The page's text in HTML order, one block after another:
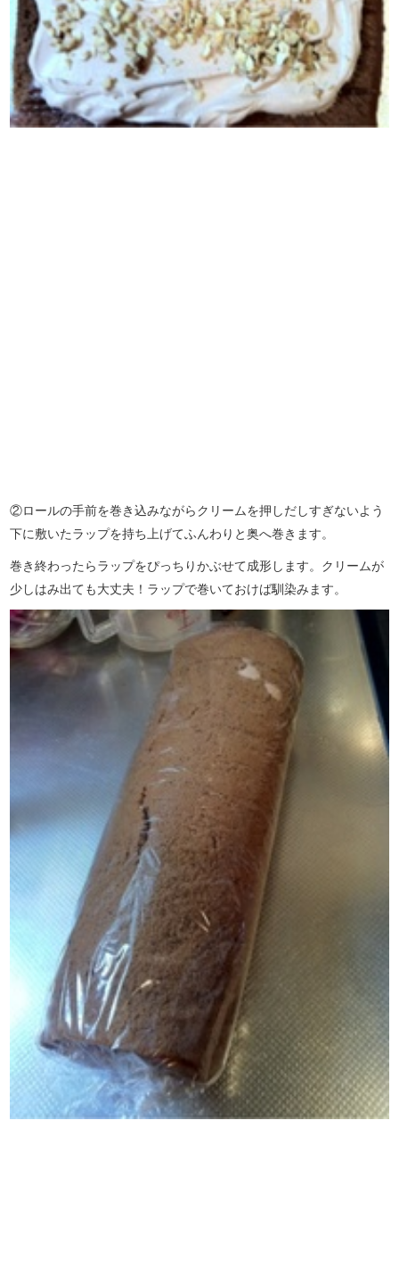
②ロールの手前を巻き込みながらクリームを押しだしすぎないよう
下に敷いたラップを持ち上げてふんわりと奥へ巻きます。
巻き終わったらラップをぴっちりかぶせて成形します。クリームが
少しはみ出ても大丈夫！ラップで巻いておけば馴染みます。